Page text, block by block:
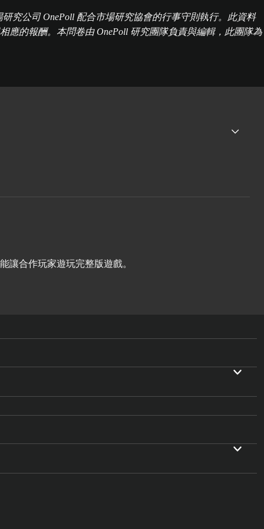
究公司 OnePoll 配合市場研究協會的行事守則執行。此資料
應的報酬。本問卷由 OnePoll 研究團隊負責與編輯，此團隊為
讓合作玩家遊玩完整版遊戲。